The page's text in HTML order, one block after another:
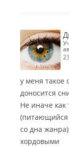
участник студии La Condomina Entertainment,
у меня такое
доносится
Не иначе
(питающийся
со дна
хордовыми